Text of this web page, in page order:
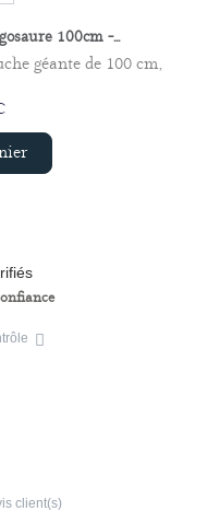
100cm -...
géante de 100 cm,
client(s)